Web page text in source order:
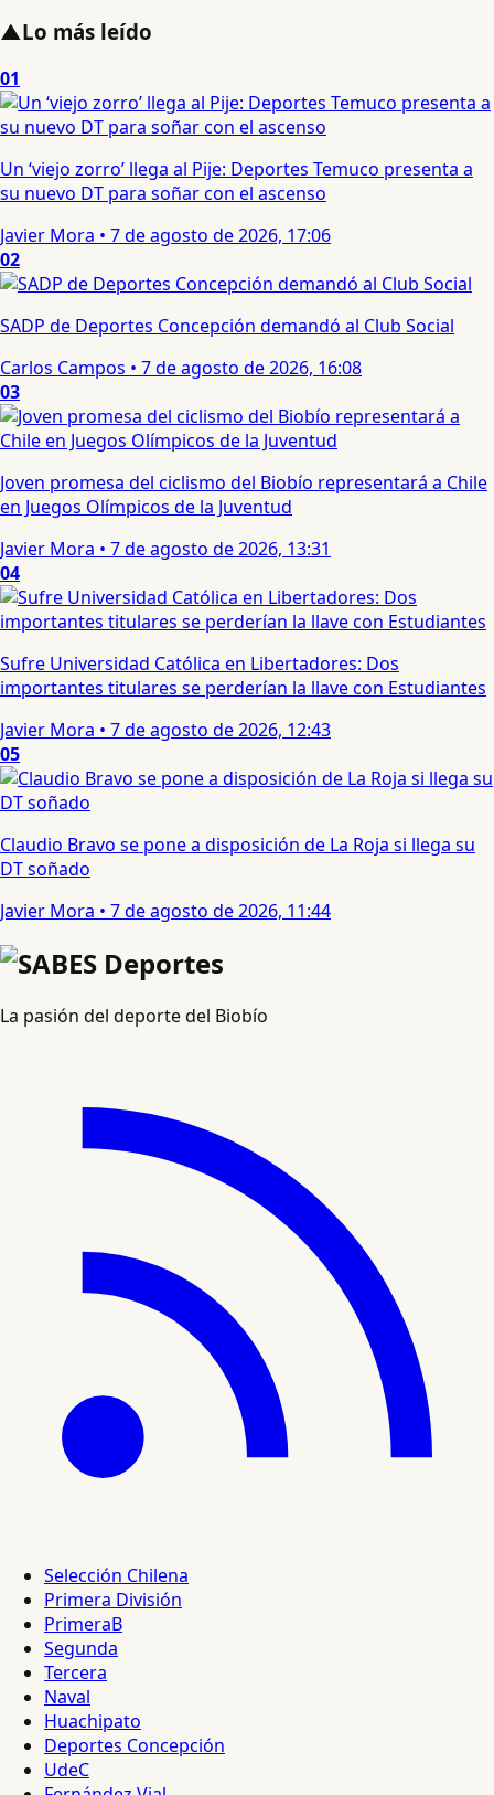
▲Lo más leído
01
Un ‘viejo zorro’ llega al Pije: Deportes Temuco presenta a
su nuevo DT para soñar con el ascenso
Javier Mora • 7 de agosto de 2026, 17:06
02
SADP de Deportes Concepción demandó al Club Social
Carlos Campos • 7 de agosto de 2026, 16:08
03
Joven promesa del ciclismo del Biobío representará a Chile
en Juegos Olímpicos de la Juventud
Javier Mora • 7 de agosto de 2026, 13:31
04
Sufre Universidad Católica en Libertadores: Dos
importantes titulares se perderían la llave con Estudiantes
Javier Mora • 7 de agosto de 2026, 12:43
05
Claudio Bravo se pone a disposición de La Roja si llega su
DT soñado
Javier Mora • 7 de agosto de 2026, 11:44
La pasión del deporte del Biobío
Selección Chilena
Primera División
PrimeraB
Segunda
Tercera
Naval
Huachipato
Deportes Concepción
UdeC